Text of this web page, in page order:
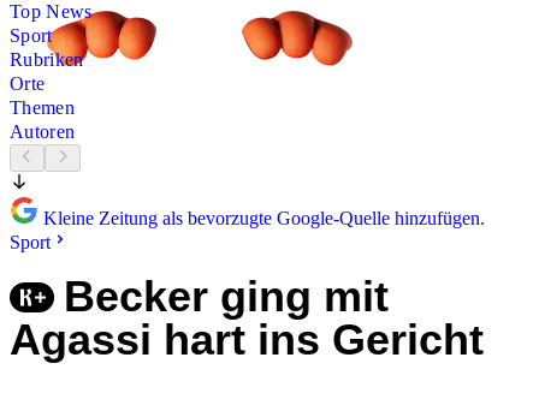
Top News
Sport
Rubriken
Orte
Themen
Autoren
Kleine Zeitung als bevorzugte Google-Quelle hinzufügen.
Sport
Becker ging mit
Agassi hart ins Gericht